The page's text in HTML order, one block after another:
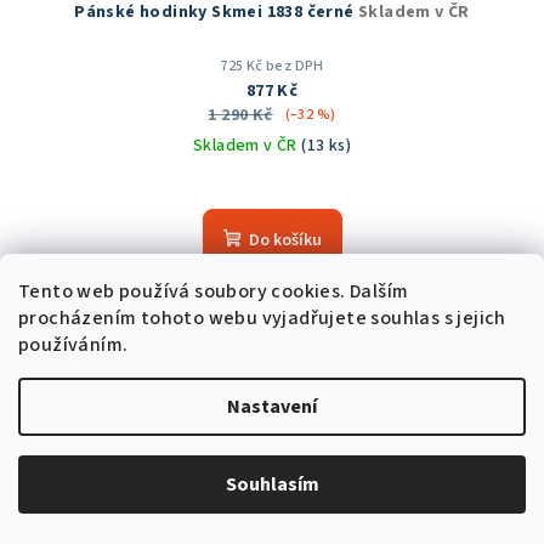
Tento web používá soubory cookies. Dalším
procházením tohoto webu vyjadřujete souhlas s jejich
používáním.
Nastavení
Souhlasím
Pánské hodinky Skmei 1838 černé Skladem v ČR
725 Kč bez DPH
877 Kč
1 290 Kč
(–32 %)
Skladem v ČR(13 ks)
hodnocení
produktu
je
z
5
Do košíku